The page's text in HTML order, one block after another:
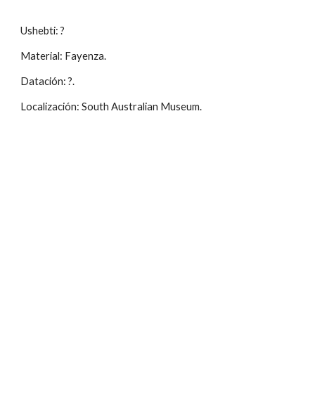
Ushebti: ?
Material: Fayenza.
Datación: ?.
Localización: South Australian Museum.